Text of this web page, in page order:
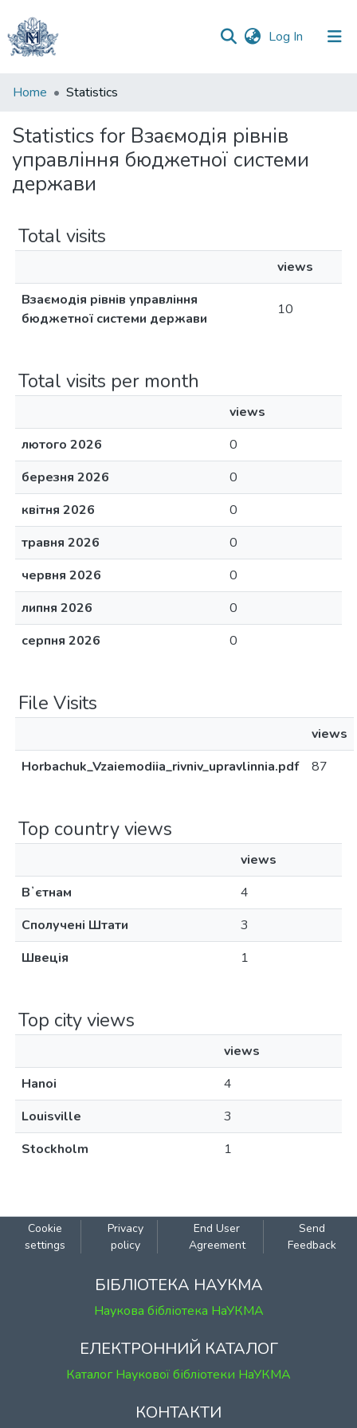
Log In (current)
Communities
Collections
All of DSpace
Home Statistics
Statistics for Взаємодія рівнів
управління бюджетної системи
держави
Total visits
views
Взаємодія рівнів управління
бюджетної системи держави
10
Total visits per month
views
лютого 2026
0
березня 2026
0
квітня 2026
0
травня 2026
0
червня 2026
0
липня 2026
0
серпня 2026
0
File Visits
views
Horbachuk_Vzaiemodiia_rivniv_upravlinnia.pdf
87
Top country views
views
Вʼєтнам
4
Сполучені Штати
3
Швеція
1
Top city views
views
Hanoi
4
Louisville
3
Stockholm
1
Cookie
settings
Privacy
policy
End User
Agreement
Send
Feedback
БІБЛІОТЕКА НАУКМА
Наукова бібліотека НаУКМА
ЕЛЕКТРОННИЙ КАТАЛОГ
Каталог Наукової бібліотеки НаУКМА
КОНТАКТИ